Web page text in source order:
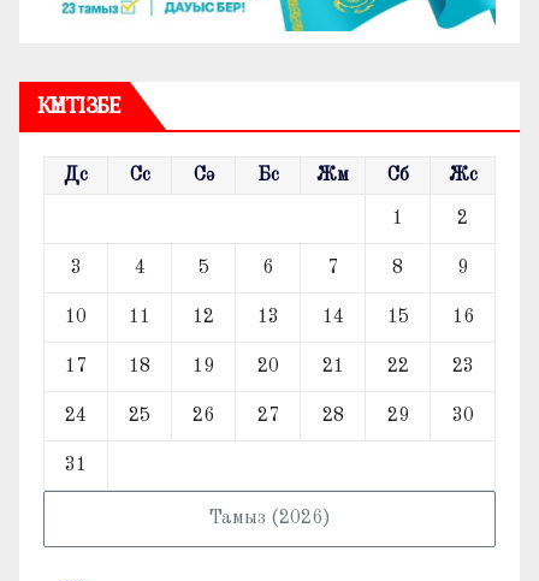
КҮНТІЗБЕ
Тамыз (2026)
Дс Сс Сә Бс Жм Сб Жс
1 2
3 4 5 6 7 8 9
10 11 12 13 14 15 16
17 18 19 20 21 22 23
24 25 26 27 28 29 30
31